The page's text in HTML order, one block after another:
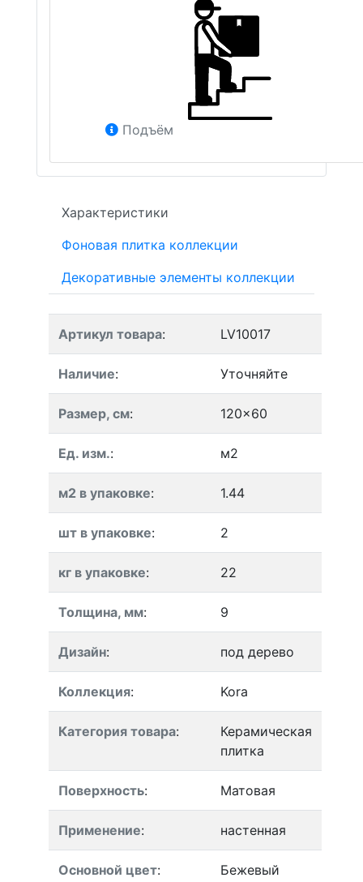
Подъём
Характеристики
Фоновая плитка коллекции
Декоративные элементы коллекции
Артикул товара: LV10017
Наличие: Уточняйте
Размер, см: 120x60
Ед. изм.: м2
м2 в упаковке: 1.44
шт в упаковке: 2
кг в упаковке: 22
Толщина, мм: 9
Дизайн: под дерево
Коллекция: Kora
Категория товара:
Керамическая
плитка
Поверхность: Матовая
Применение: настенная
Основной цвет: Бежевый